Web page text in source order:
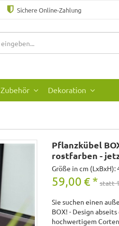
Sichere Online-Zahlung
Zubehör Dekoration
Pflanzkübel
rostfarben -
Größe in cm (LxBxH):
59,00 € * statt
Sie suchen einen
BOX! - Design
hochwertigem